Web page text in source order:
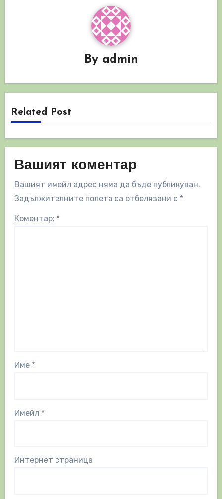
By admin
Related Post
Вашият коментар
Вашият имейл адрес няма да бъде публикуван.
Задължителните полета са отбелязани с *
Коментар: *
Име *
Имейл *
Интернет страница